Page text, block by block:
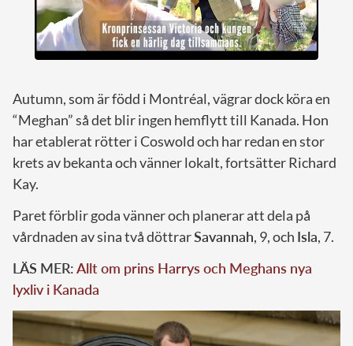
Autumn, som är född i Montréal, vägrar dock köra en
“Meghan” så det blir ingen hemflytt till Kanada. Hon
har etablerat rötter i Coswold och har redan en stor
krets av bekanta och vänner lokalt, fortsätter Richard
Kay.
Paret förblir goda vänner och planerar att dela på
vårdnaden av sina två döttrarSavannah, 9, och Isla, 7.
LÄS MER:Allt om prins Harrys och Meghans nya
lyxliv i Kanada